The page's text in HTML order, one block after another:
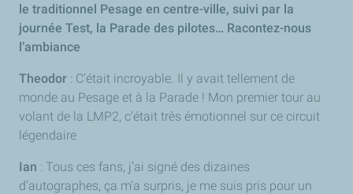
le traditionnel Pesage en centre-ville, suivi par la
journée Test, la Parade des pilotes… Racontez-nous
l’ambiance
Theodor : C’était incroyable. Il y avait tellement de
monde au Pesage et à la Parade ! Mon premier tour au
volant de la LMP2, c’était très émotionnel sur ce circuit
légendaire
Ian : Tous ces fans, j’ai signé des dizaines
d’autographes, ça m’a surpris, je me suis pris pour un